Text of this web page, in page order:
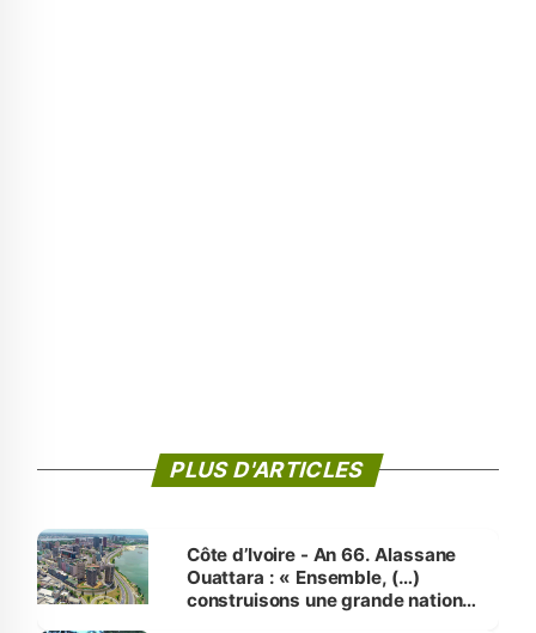
PLUS D'ARTICLES
Côte d’Ivoire - An 66. Alassane
Ouattara : « Ensemble, (…)
construisons une grande nation